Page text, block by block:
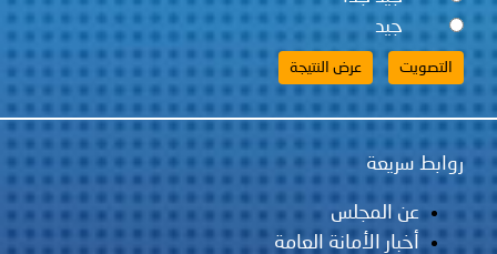
جيد
روابط سريعة
عن المجلس
أخبار الأمانة العامة